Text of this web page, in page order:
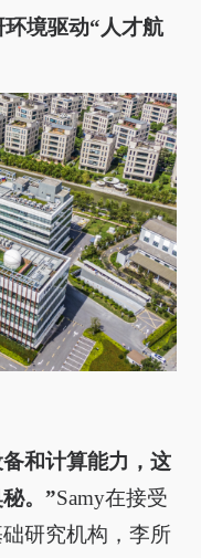
境驱动“人才航
和计算能力，这
。”Samy在接受
研究机构，李所